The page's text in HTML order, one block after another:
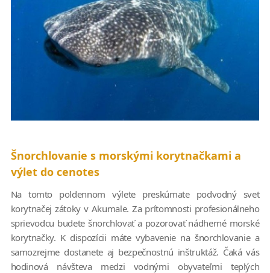
Šnorchlovanie s morskými korytnačkami a
výlet do cenotes
Na tomto poldennom výlete preskúmate podvodný svet
korytnačej zátoky v Akumale. Za prítomnosti profesionálneho
sprievodcu budete šnorchlovať a pozorovať nádherné morské
korytnačky. K dispozícii máte vybavenie na šnorchlovanie a
samozrejme dostanete aj bezpečnostnú inštruktáž. Čaká vás
hodinová návšteva medzi vodnými obyvateľmi teplých